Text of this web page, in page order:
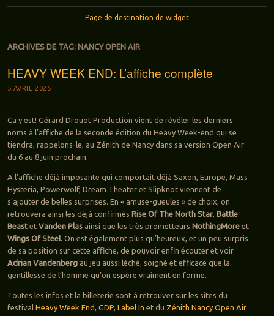
Page de destination de widget
ARCHIVES DE TAG: NANCY OPEN AIR
HEAVY WEEK END: L’affiche complète
5 AVRIL 2025
Ca y est! Gérard Drouot Production vient de révéler les derniers
noms à l’affiche de la seconde édition du Heavy Week-end qui se
tiendra, rappelons-le, au Zénith de Nancy dans sa version Open Air
du 6 au 8 juin prochain.
A l’affiche déjà imposante qui comportait déjà Saxon, Europe, Mass
Hysteria, Powerwolf, Dream Theater et Slipknot viennent de
s’ajouter de belles surprises. En « amuse-gueules » de choix, on
retrouvera ainsi les déjà confirmés Rise Of The North Star, Battle
BeastetVanden Plas ainsi que les très prometteurs NothingMore et
Wings Of Steel. On est également plus qu’heureux, et un peu surpris
de sa position sur cette affiche, de pouvoir enfin écouter et voir
Adrian Vandenbergau jeu aussi léché, soigné et efficace que la
gentillesse de l’homme qu’on espère vraiment en forme.
Toutes les infos et la billeterie sont à retrouver sur les sites du
festival Heavy Week End, GDP, Label In et du Zénith Nancy Open Air